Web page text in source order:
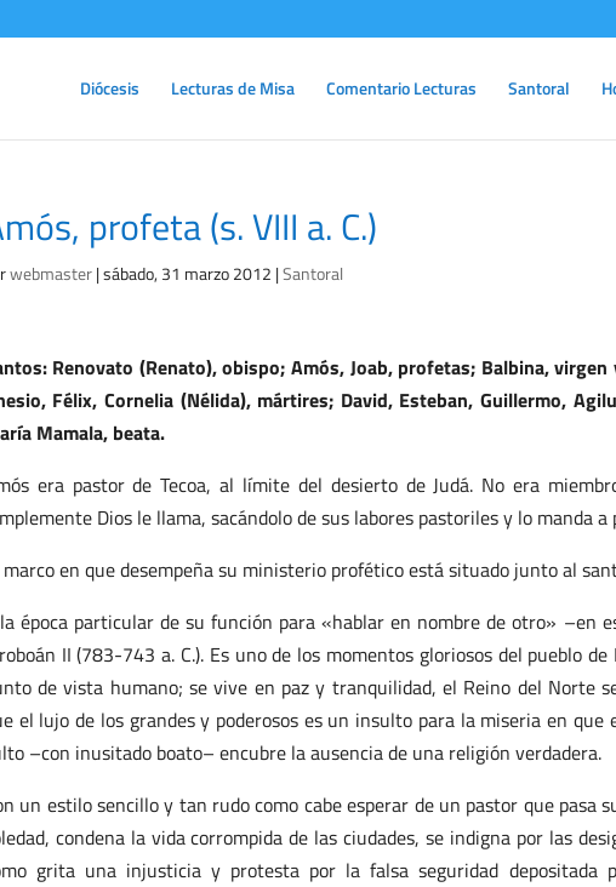
Diócesis Lecturas de Misa Comentario Lecturas Santoral
profeta (s. VIII a. C.)
webmaster|sábado, 31 marzo 2012 |Santoral
Renovato (Renato), obispo; Amós, Joab, profetas; Balbina,
Félix, Cornelia (Nélida), mártires; David, Esteban, Guillermo,
Mamala, beata.
era pastor de Tecoa, al límite del desierto de Judá. No era
Dios le llama, sacándolo de sus labores pastoriles y lo manda
marco en que desempeña su ministerio profético está situado junto al
época particular de su función para «hablar en nombre de otro» –en
II (783-743 a. C.). Es uno de los momentos gloriosos del pueblo
de vista humano; se vive en paz y tranquilidad, el Reino del Norte
el lujo de los grandes y poderosos es un insulto para la miseria en que
–con inusitado boato– encubre la ausencia de una religión verdadera.
un estilo sencillo y tan rudo como cabe esperar de un pastor que pasa
condena la vida corrompida de las ciudades, se indigna por las
grita una injusticia y protesta por la falsa seguridad depositada